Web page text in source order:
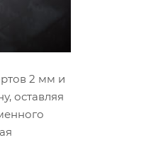
2 мм и
оставляя